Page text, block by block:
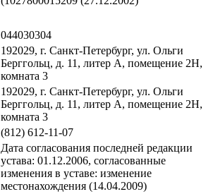
044030304
192029, г. Санкт-Петербург, ул. Ольги
Берггольц, д. 11, литер А, помещение 2Н,
комната 3
192029, г. Санкт-Петербург, ул. Ольги
Берггольц, д. 11, литер А, помещение 2Н,
комната 3
(812) 612-11-07
Дата согласования последней редакции
устава: 01.12.2006, cогласованные
изменения в уставe: изменение
местонахождения (14.04.2009)